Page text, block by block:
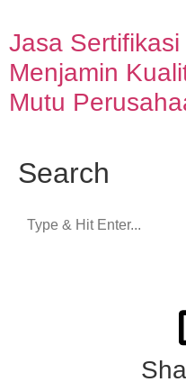
Jasa
Menjamin
Mutu
Search